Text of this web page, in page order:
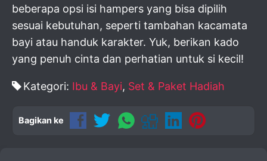
beberapa opsi isi hampers yang bisa dipilih
sesuai kebutuhan, seperti tambahan kacamata
bayi atau handuk karakter. Yuk, berikan kado
yang penuh cinta dan perhatian untuk si kecil!
Kategori: Ibu & Bayi, Set & Paket Hadiah
Bagikan ke